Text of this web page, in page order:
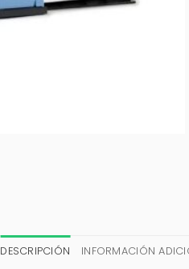
DESCRIPCIÓN INFORMACIÓN